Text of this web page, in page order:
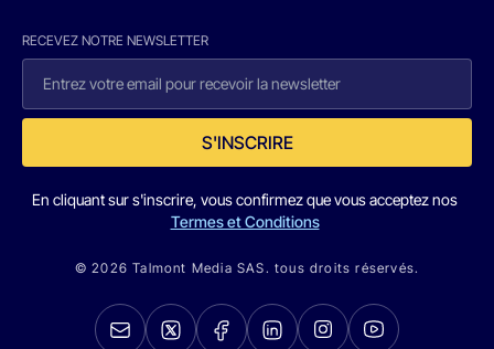
RECEVEZ NOTRE NEWSLETTER
S'INSCRIRE
En cliquant sur s'inscrire, vous confirmez que vous acceptez nos
Termes et Conditions
© 2026 Talmont Media SAS. tous droits réservés.